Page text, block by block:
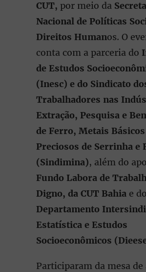
CUT, por meio da
Nacional de Políticas
Direitos Humanos. O
conta com a parceria do
de Estudos
(Inesc) e do Sindicato
Trabalhadores nas
Extração, Pesquisa e
de Ferro, Metais Básicos
Preciosos de Serrinha e
(Sindimina), além do
Fundo Labora de
Digno, da CUT Bahia e do
Departamento
Estatística e Estudos
Socioeconômicos
Participaram da mesa